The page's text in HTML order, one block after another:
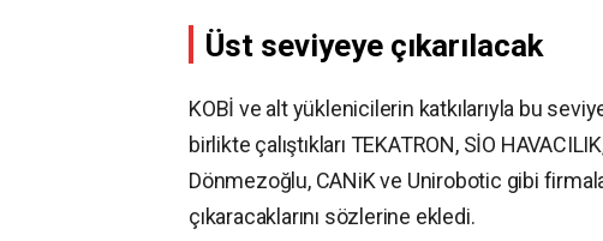
Üst seviyeye çıkarılacak
KOBİ ve alt yüklenicilerin katkılarıyla bu
birlikte çalıştıkları TEKATRON, SİO
Dönmezoğlu, CANiK ve Unirobotic gibi
çıkaracaklarını sözlerine ekledi.